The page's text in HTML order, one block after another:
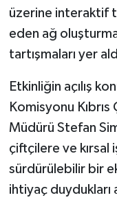
üzerine interaktif
eden ağ
tartışmaları yer
Etkinliğin açılış
Komisyonu
Müdürü Stefan
çiftçilere ve
sürdürülebilir bir
ihtiyaç duydukları